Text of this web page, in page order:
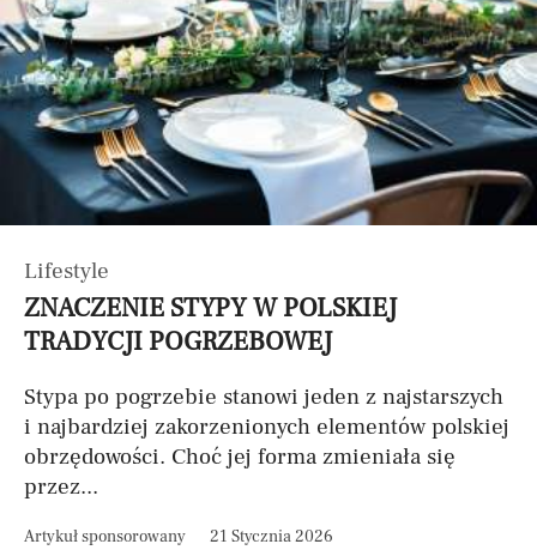
Lifestyle
ZNACZENIE STYPY W POLSKIEJ
TRADYCJI POGRZEBOWEJ
Stypa po pogrzebie stanowi jeden z najstarszych
i najbardziej zakorzenionych elementów polskiej
obrzędowości. Choć jej forma zmieniała się
przez...
Artykuł sponsorowany 21 Stycznia 2026